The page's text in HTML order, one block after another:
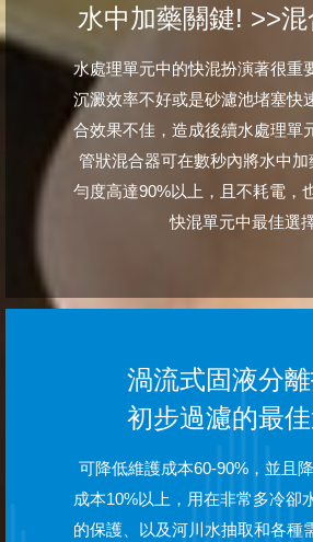
水中加藥關鍵! >>
水處理單元中的快混扮演著很重
沉澱效率不好或是砂濾池堵塞快
合效果不佳，造成後續水處理單
管狀混合器可在數秒內將水中加
勻度高達90%以上，且不耗電，
快混單元中最佳選
渦流式固液分
初步過濾的最
可降低維護成本60-90%，並且
成本10%以上，用在非常多冷卻
的保護、以及河川水抽取和各種